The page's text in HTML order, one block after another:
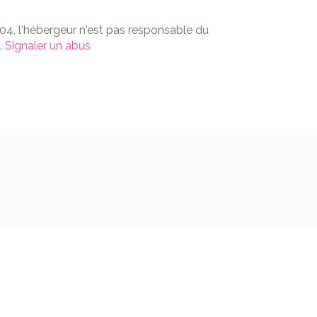
l'hébergeur n'est pas responsable du
Signaler un abus